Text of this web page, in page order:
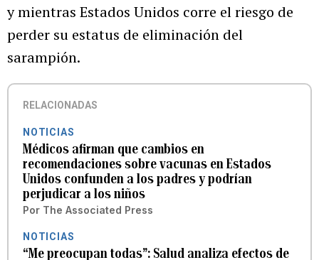
y mientras Estados Unidos corre el riesgo de
perder su estatus de eliminación del
sarampión.
RELACIONADAS
NOTICIAS
Médicos afirman que cambios en
recomendaciones sobre vacunas en Estados
Unidos confunden a los padres y podrían
perjudicar a los niños
Por The Associated Press
NOTICIAS
“Me preocupan todas”: Salud analiza efectos de